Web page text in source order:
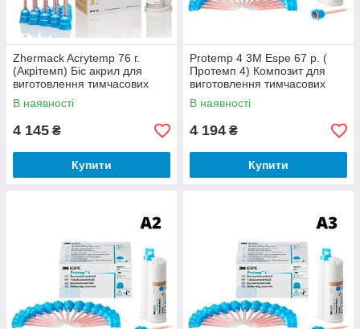
Zhermack Acrytemp 76 г.
(Акрітемп) Біс акрил для
виготовлення тимчасових
коронок. Колір А3
В наявності
4 145 ₴
Купити
Protemp 4 3M Espe 67 р. (
Протемп 4) Композит для
виготовлення тимчасових
коронок. Колір А1
В наявності
4 194 ₴
Купити